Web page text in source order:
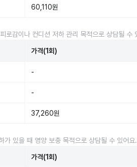
60,110원
로감이나 컨디션 저하 관리 목적으로 상담될 수
가격(1회)
-
-
37,260원
가 있을 때 영양 보충 목적으로 상담될 수 있어요.
가격(1회)